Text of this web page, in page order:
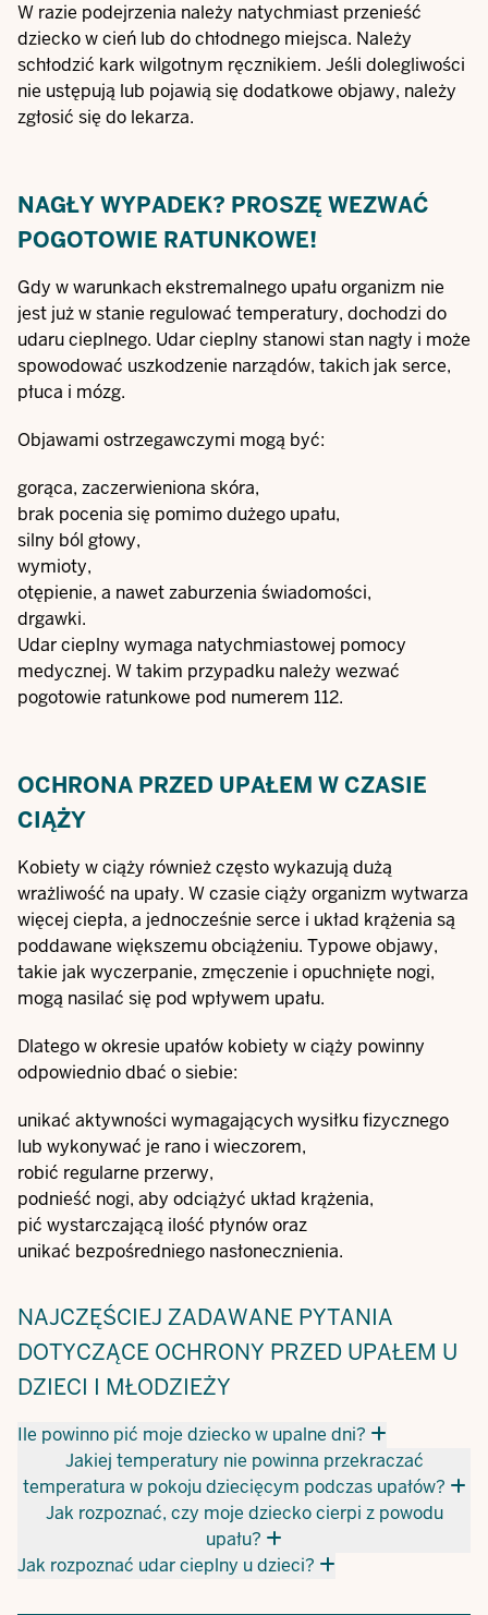
W razie podejrzenia należy natychmiast przenieść
dziecko w cień lub do chłodnego miejsca. Należy
schłodzić kark wilgotnym ręcznikiem. Jeśli dolegliwości
nie ustępują lub pojawią się dodatkowe objawy, należy
zgłosić się do lekarza.
NAGŁY WYPADEK? PROSZĘ WEZWAĆ
POGOTOWIE RATUNKOWE!
Gdy w warunkach ekstremalnego upału organizm nie
jest już w stanie regulować temperatury, dochodzi do
udaru cieplnego. Udar cieplny stanowi stan nagły i może
spowodować uszkodzenie narządów, takich jak serce,
płuca i mózg.
Objawami ostrzegawczymi mogą być:
gorąca, zaczerwieniona skóra,
brak pocenia się pomimo dużego upału,
silny ból głowy,
wymioty,
otępienie, a nawet zaburzenia świadomości,
drgawki.
Udar cieplny wymaga natychmiastowej pomocy
medycznej. W takim przypadku należy wezwać
pogotowie ratunkowe pod numerem 112.
OCHRONA PRZED UPAŁEM W CZASIE
CIĄŻY
Kobiety w ciąży również często wykazują dużą
wrażliwość na upały. W czasie ciąży organizm wytwarza
więcej ciepła, a jednocześnie serce i układ krążenia są
poddawane większemu obciążeniu. Typowe objawy,
takie jak wyczerpanie, zmęczenie i opuchnięte nogi,
mogą nasilać się pod wpływem upału.
Dlatego w okresie upałów kobiety w ciąży powinny
odpowiednio dbać o siebie:
unikać aktywności wymagających wysiłku fizycznego
lub wykonywać je rano i wieczorem,
robić regularne przerwy,
podnieść nogi, aby odciążyć układ krążenia,
pić wystarczającą ilość płynów oraz
unikać bezpośredniego nasłonecznienia.
NAJCZĘŚCIEJ ZADAWANE PYTANIA
DOTYCZĄCE OCHRONY PRZED UPAŁEM U
DZIECI I MŁODZIEŻY
Ile powinno pić moje dziecko w upalne dni?
Jakiej temperatury nie powinna przekraczać
temperatura w pokoju dziecięcym podczas upałów?
Jak rozpoznać, czy moje dziecko cierpi z powodu
upału?
Jak rozpoznać udar cieplny u dzieci?